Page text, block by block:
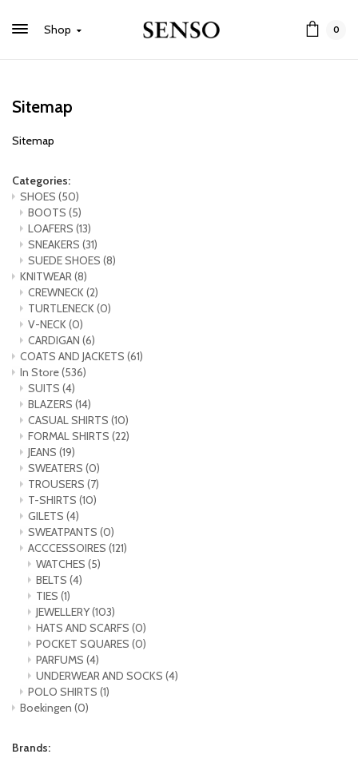
Shop 0
Sitemap
Sitemap
Categories:
SHOES (50)
BOOTS (5)
LOAFERS (13)
SNEAKERS (31)
SUEDE SHOES (8)
KNITWEAR(8)
CREWNECK(2)
TURTLENECK(0)
V-NECK(0)
CARDIGAN (6)
COATS AND JACKETS (61)
In Store(536)
SUITS (4)
BLAZERS (14)
CASUAL SHIRTS (10)
FORMAL SHIRTS (22)
JEANS (19)
SWEATERS (0)
TROUSERS (7)
T-SHIRTS (10)
GILETS (4)
SWEATPANTS (0)
ACCCESSOIRES (121)
WATCHES (5)
BELTS (4)
TIES (1)
JEWELLERY(103)
HATS AND SCARFS (0)
POCKET SQUARES (0)
PARFUMS (4)
UNDERWEAR AND SOCKS (4)
POLO SHIRTS (1)
Boekingen (0)
Brands: